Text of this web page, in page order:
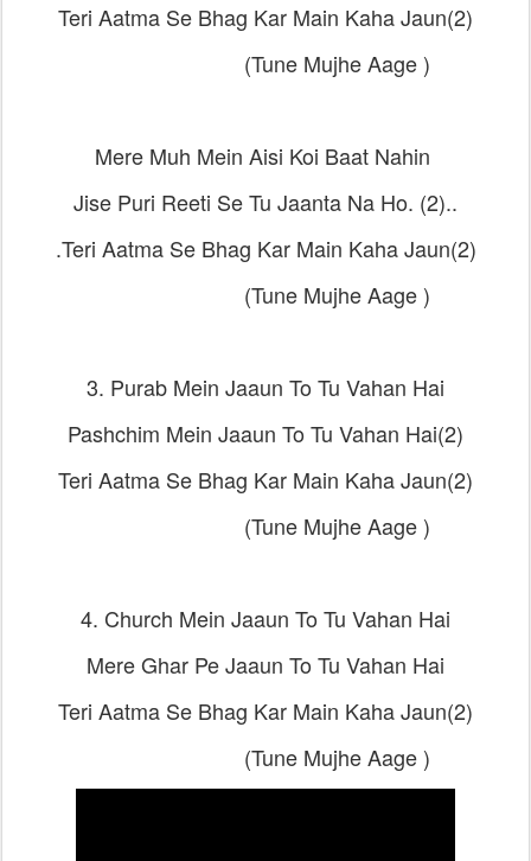
Teri Aatma Se Bhag Kar Main Kaha Jaun(2)
(Tune Mujhe Aage )
Mere Muh Mein Aisi Koi Baat Nahin
Jise Puri Reeti Se Tu Jaanta Na Ho. (2)..
.Teri Aatma Se Bhag Kar Main Kaha Jaun(2)
(Tune Mujhe Aage )
3. Purab Mein Jaaun To Tu Vahan Hai
Pashchim Mein Jaaun To Tu Vahan Hai(2)
Teri Aatma Se Bhag Kar Main Kaha Jaun(2)
(Tune Mujhe Aage )
4. Church Mein Jaaun To Tu Vahan Hai
Mere Ghar Pe Jaaun To Tu Vahan Hai
Teri Aatma Se Bhag Kar Main Kaha Jaun(2)
(Tune Mujhe Aage )